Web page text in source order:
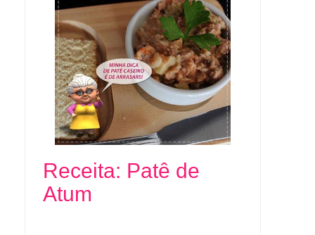
Receita: Patê de
Atum